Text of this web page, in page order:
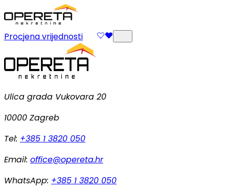
Procjena vrijednosti
Ulica grada Vukovara 20
10000 Zagreb
Tel: +385 1 3820 050
Email: office@opereta.hr
WhatsApp: +385 1 3820 050